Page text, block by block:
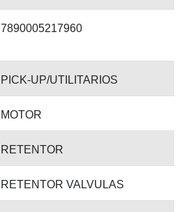
7890005217960
PICK-UP/UTILITARIOS
MOTOR
RETENTOR
RETENTOR VALVULAS